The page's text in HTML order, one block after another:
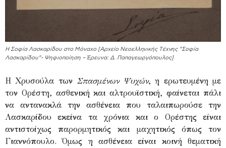
Η Σοφία Λασκαρίδου στο Μόναχο [Αρχείο Νεοελληνικής Τέχνης “Σοφία
Λασκαρίδου”- Ψηφιοποίηση – Έρευνα: Δ. Παπαγεωργόπουλος]
Η Χρυσούλα των Σπασμένων Ψυχών, η ερωτευμένη με
τον Ορέστη, ασθενική και αλτρουϊστική, φαίνεται πάλι
να αντανακλά την ασθένεια που ταλαιπωρούσε την
Λασκαρίδου εκείνα τα χρόνια και ο Ορέστης είναι
αντιστοίχως παρορμητικός και μαχητικός όπως τον
Γιαννόπουλο. Όμως η ασθένεια είναι κοινή θεματική